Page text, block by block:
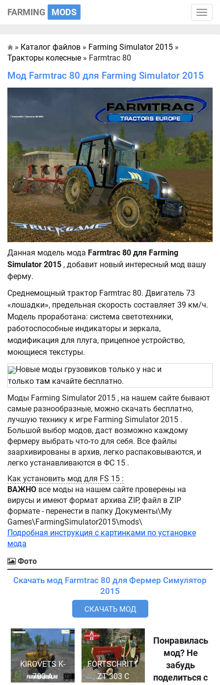
Toggle
FARMING MODS
Главная
» Каталог файлов » Farming Simulator 2015 »
Тракторы колесные » Farmtrac 80
Мод Farmtrac 80 для Farming Simulator 2015
Данная модель мода Farmtrac 80 для Farming
Simulator 2015 , добавит новый интересный мод вашу
ферму.
Среднемощный трактор Farmtrac 80. Двигатель 73
«лошадки», предельная скорость составляет 39 км/ч.
Модель проработана: система светотехники,
работоспособные индикаторы и зеркала,
модификация для плуга, прицепное устройство,
моющиеся текстуры.
Новые моды грузовиков только у нас и
только там качайте бесплатно.
Моды Farming Simulator 2015 , на нашем сайте бывают
самые разнообразные, можно скачать бесплатно,
лучшую технику к игре Farming Simulator 2015 .
Большой выбор модов, даст возможно каждому
фермеру выбрать что-то для себя. Все файлы
заархивированы в архив, легко распаковываются, и
легко устанавливаются в ФС 15 .
Как установить мод для FS 15 :
ВАЖНО все моды на нашем сайте проверены на
вирусы и имеют формат архива ZIP, файл в ZIP
формате - перенести в папку Документы\My
Games\FarmingSimulator2015\mods\
Подробная инструкция с картинками по установке
мода
Фото
Скачать мод Farmtrac 80 для Фермер Симулятор
2015
СКАЧАТЬ МОД
KIROVETS K-
700 A
FORTSCHRITT
ZT 303 C
Понравилась
мод? Не
забудь
поделиться с